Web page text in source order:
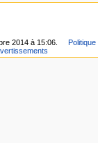
2014 à 15:06.
Politique